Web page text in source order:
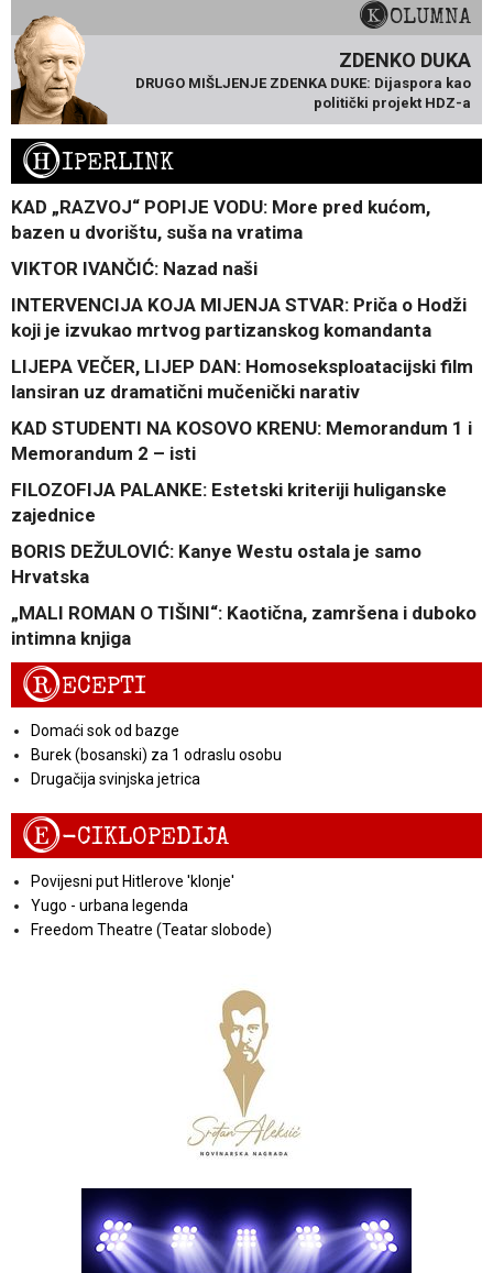
KOLUMNA
ZDENKO DUKA
DRUGO MIŠLJENJE ZDENKA DUKE: Dijaspora kao
politički projekt HDZ-a
HIPERLINK
KAD „RAZVOJ“ POPIJE VODU: More pred kućom,
bazen u dvorištu, suša na vratima
VIKTOR IVANČIĆ: Nazad naši
INTERVENCIJA KOJA MIJENJA STVAR: Priča o Hodži
koji je izvukao mrtvog partizanskog komandanta
LIJEPA VEČER, LIJEP DAN: Homoseksploatacijski film
lansiran uz dramatični mučenički narativ
KAD STUDENTI NA KOSOVO KRENU: Memorandum 1 i
Memorandum 2 – isti
FILOZOFIJA PALANKE: Estetski kriteriji huliganske
zajednice
BORIS DEŽULOVIĆ: Kanye Westu ostala je samo
Hrvatska
„MALI ROMAN O TIŠINI“: Kaotična, zamršena i duboko
intimna knjiga
RECEPTI
Domaći sok od bazge
Burek (bosanski) za 1 odraslu osobu
Drugačija svinjska jetrica
E-CIKLOPEDIJA
Povijesni put Hitlerove 'klonje'
Yugo - urbana legenda
Freedom Theatre (Teatar slobode)